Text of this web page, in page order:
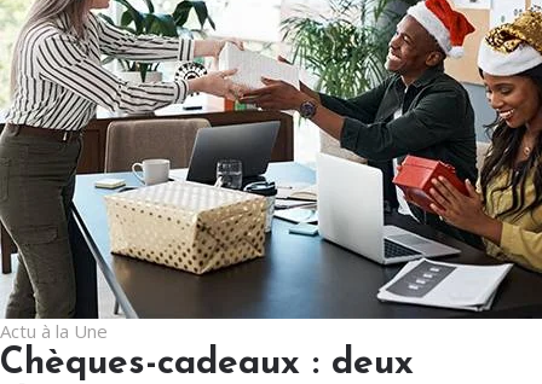
Actu à la Une
Chèques-cadeaux : deux